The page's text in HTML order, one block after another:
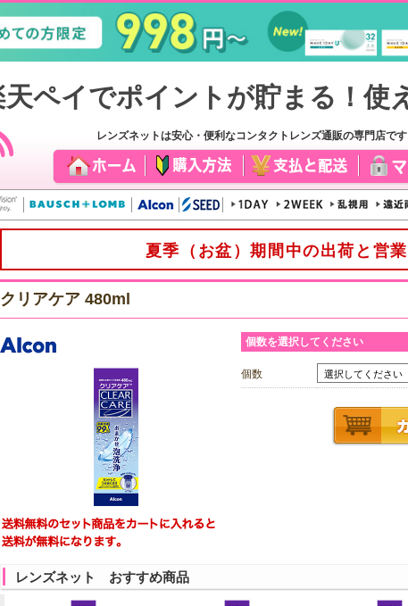
レンズネットは安心・便利なコンタクトレンズ通販の専門店で
夏季（お盆）期間中の出荷と営
クリアケア 480ml
個数を選択してください
個数
レンズネット おすすめ商品